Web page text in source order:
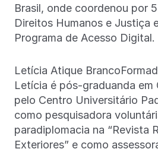
Brasil, onde coordenou por
Direitos Humanos e Justiça
Programa de Acesso Digital.
Letícia Atique
Letícia é pós-graduanda em
pelo Centro Universitário
como pesquisadora
paradiplomacia na “Revista
Exteriores” e como